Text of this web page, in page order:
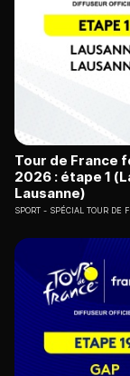
Tour de France
2026 : étape 1
Lausanne)
SPORT SPÉCIAL TOUR DE